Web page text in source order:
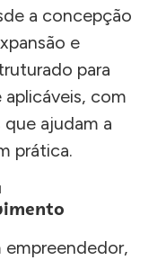
a concepção
e
para
com
ajudam a
prática.
empreendedor,